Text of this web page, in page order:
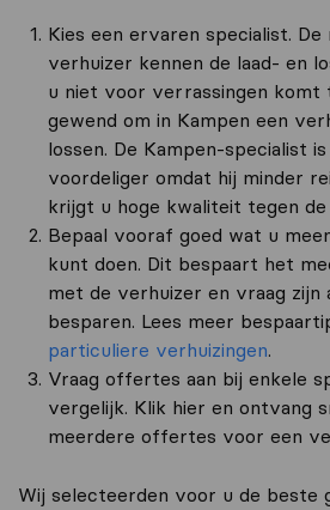
Kies een ervaren specialist.
verhuizer kennen de laad- en
u niet voor verrassingen komt
gewend om in Kampen een
lossen. De Kampen-specialist
voordeliger omdat hij minder
krijgt u hoge kwaliteit tegen
Bepaal vooraf goed wat u
kunt doen. Dit bespaart het
met de verhuizer en vraag zijn
besparen. Lees meer
particuliere verhuizingen.
Vraag offertes aan bij enkele
vergelijk. Klik hier en ontvang
meerdere offertes voor een
Wij selecteerden voor u de beste